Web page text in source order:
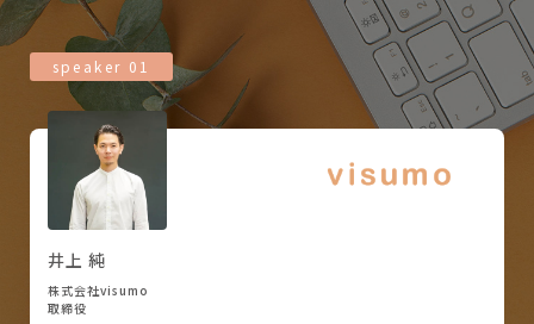
speaker 01
井上 純
株式会社visumo
取締役